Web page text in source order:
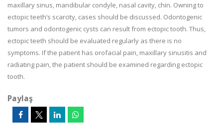
maxillary sinus, mandibular condyle, nasal cavity, chin. Owning to
ectopic teeth’s scarcity, cases should be discussed. Odontogenic
tumors and odontogenic cysts can result from ectopic tooth. Thus,
ectopic teeth should be evaluated regularly as there is no
symptoms. If the patient has orofacial pain, maxillary sinusitis and
radiating pain, the patient should be examined regarding ectopic
tooth.
Paylaş